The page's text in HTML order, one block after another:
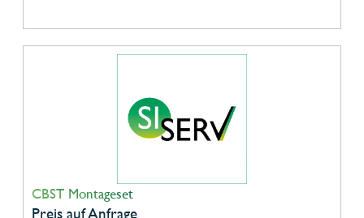
CBST Montageset
Preis auf Anfrage